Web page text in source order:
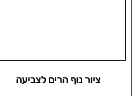
ציור נוף הרים לצביעה